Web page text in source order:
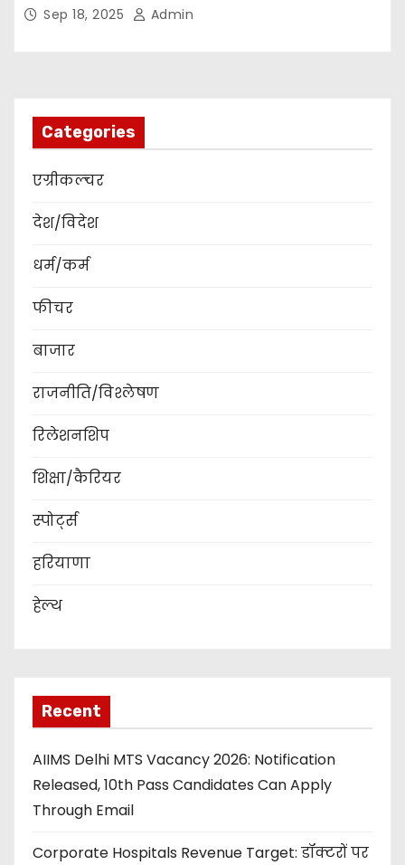
Sep 18, 2025 Admin
Categories
एग्रीकल्चर
देश/विदेश
धर्म/कर्म
फीचर
बाजार
राजनीति/विश्लेषण
रिलेशनशिप
शिक्षा/कैरियर
स्पोर्ट्स
हरियाणा
हेल्थ
Recent
AIIMS Delhi MTS Vacancy 2026: Notification
Released, 10th Pass Candidates Can Apply
Through Email
Corporate Hospitals Revenue Target: डॉक्टरों पर